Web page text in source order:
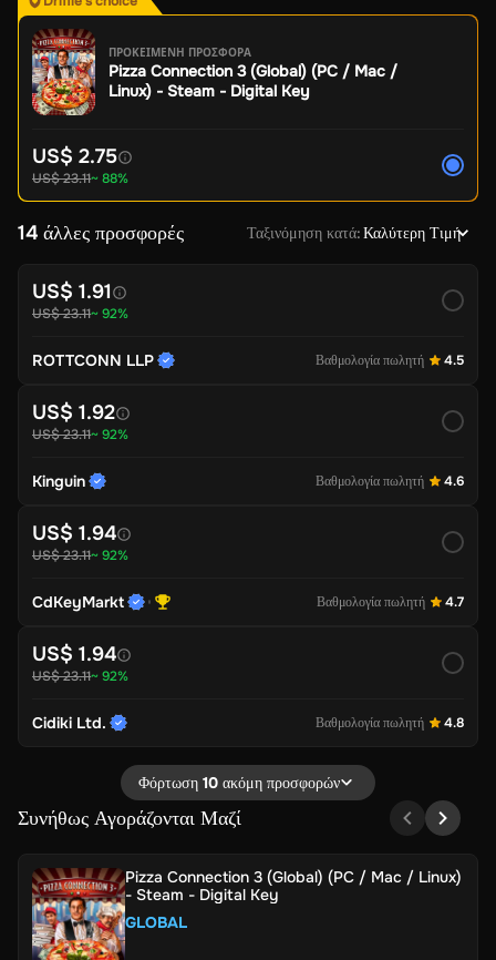
ΠΡΟΚΕΙΜΕΝΗ ΠΡΟΣΦΟΡΑ
Pizza Connection 3 (Global) (PC / Mac /
Linux) - Steam - Digital Key
US$ 2.75
US$ 23.11~ 88%
14 άλλες προσφορές Ταξινόμηση κατά:Καλύτερη Τιμή
US$ 1.91
US$ 23.11~ 92%
ROTTCONN LLP Βαθμολογία πωλητή 4.5
US$ 1.92
US$ 23.11~ 92%
Kinguin Βαθμολογία πωλητή 4.6
US$ 1.94
US$ 23.11~ 92%
CdKeyMarkt Βαθμολογία πωλητή 4.7
US$ 1.94
US$ 23.11~ 92%
Cidiki Ltd. Βαθμολογία πωλητή 4.8
Φόρτωση 10 ακόμη προσφορών
Συνήθως Αγοράζονται Μαζί
Pizza Connection 3 (Global) (PC / Mac / Linux)
- Steam - Digital Key
GLOBAL